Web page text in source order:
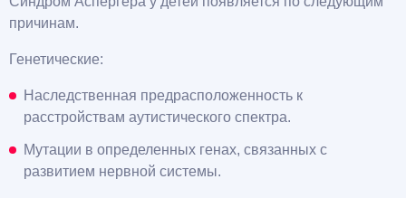
причинам.
Генетические:
Наследственная предрасположенность к
расстройствам аутистического спектра.
Мутации в определенных генах, связанных с
развитием нервной системы.